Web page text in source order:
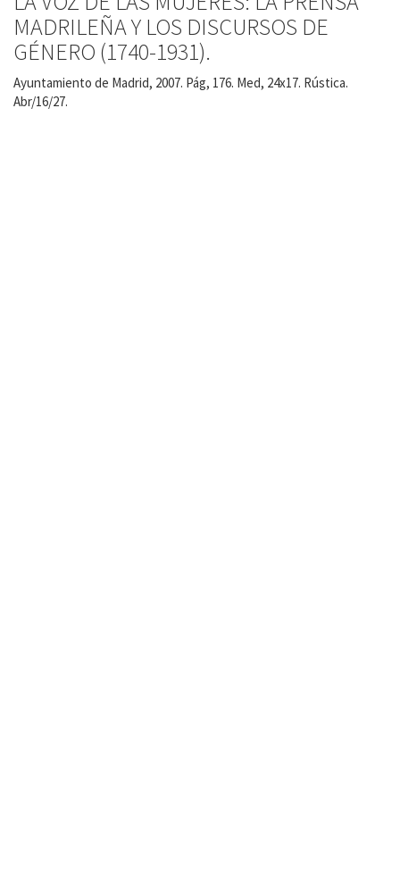
MADRILEÑA Y LOS DISCURSOS DE
GÉNERO (1740-1931).
Ayuntamiento de Madrid, 2007. Pág, 176. Med, 24x17. Rústica.
Abr/16/27.